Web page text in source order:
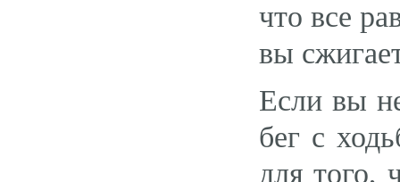
что все
вы
Если вы
бег с
для того,